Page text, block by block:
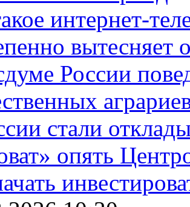
интернет-
вытесняет
России
стали
опять